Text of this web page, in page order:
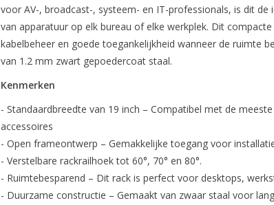
voor AV-, broadcast-, systeem- en IT-professionals, is dit
van apparatuur op elk bureau of elke werkplek. Dit
kabelbeheer en goede toegankelijkheid wanneer de ruimte
van 1.2 mm zwart gepoedercoat staal.
Kenmerken
- Standaardbreedte van 19 inch – Compatibel met de
accessoires
- Open frameontwerp – Gemakkelijke toegang voor
- Verstelbare rackrailhoek tot 60°, 70° en 80°.
- Ruimtebesparend – Dit rack is perfect voor desktops,
- Duurzame constructie – Gemaakt van zwaar staal voor